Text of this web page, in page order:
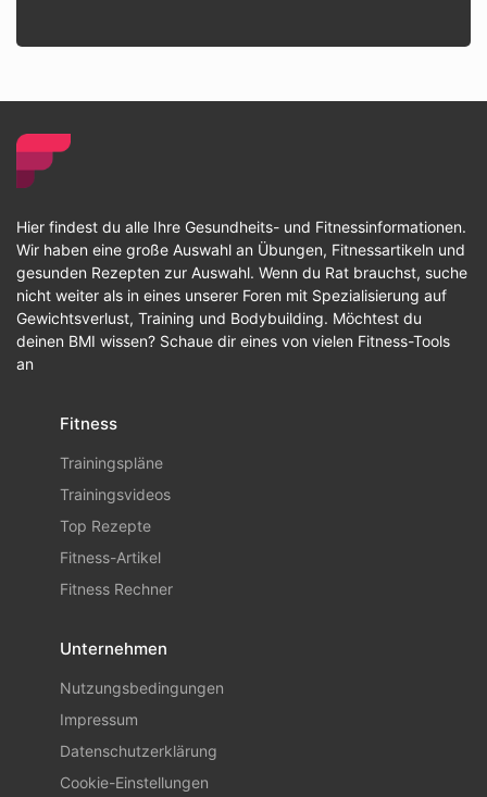
Hier findest du alle Ihre Gesundheits- und Fitnessinformationen.
Wir haben eine große Auswahl an Übungen, Fitnessartikeln und
gesunden Rezepten zur Auswahl. Wenn du Rat brauchst, suche
nicht weiter als in eines unserer Foren mit Spezialisierung auf
Gewichtsverlust, Training und Bodybuilding. Möchtest du
deinen BMI wissen? Schaue dir eines von vielen Fitness-Tools
an
Fitness
Trainingspläne
Trainingsvideos
Top Rezepte
Fitness-Artikel
Fitness Rechner
Unternehmen
Nutzungsbedingungen
Impressum
Datenschutzerklärung
Cookie-Einstellungen